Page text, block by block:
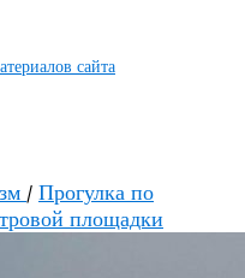
сайта
/ Прогулка по
площадки